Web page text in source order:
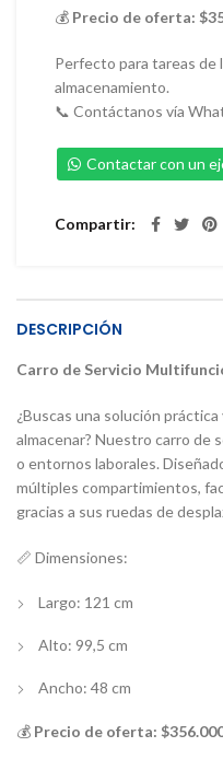
💰 Precio de oferta:
Perfecto para tareas de
almacenamiento.
📞 Contáctanos vía
Contactar con un
Compartir
DESCRIPCIÓN
Carro de Servicio
¿Buscas una solución
almacenar? Nuestro carro de
o entornos laborales.
múltiples compartimientos,
gracias a sus ruedas de
📏 Dimensiones:
Largo: 121 cm
Alto: 99,5 cm
Ancho: 48 cm
💰 Precio de oferta: